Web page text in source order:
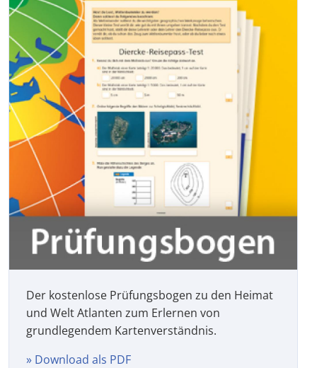
Der kostenlose Prüfungsbogen zu den Heimat
und Welt Atlanten zum Erlernen von
grundlegendem Kartenverständnis.
» Download als PDF